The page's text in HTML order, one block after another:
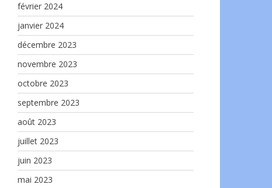
février 2024
janvier 2024
décembre 2023
novembre 2023
octobre 2023
septembre 2023
août 2023
juillet 2023
juin 2023
mai 2023